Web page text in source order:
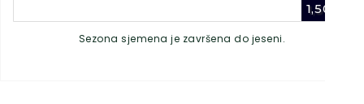
1,50
Sezona sjemena je završena do jeseni.